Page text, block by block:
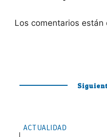
Los comentarios están
ACTUALIDAD